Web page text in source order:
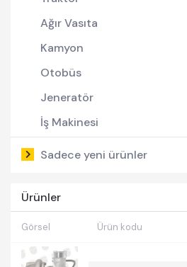
Ağır Vasıta
Kamyon
Otobüs
Jeneratör
İş Makinesi
Sadece yeni ürünler
Ürünler
Görsel Ürün kodu